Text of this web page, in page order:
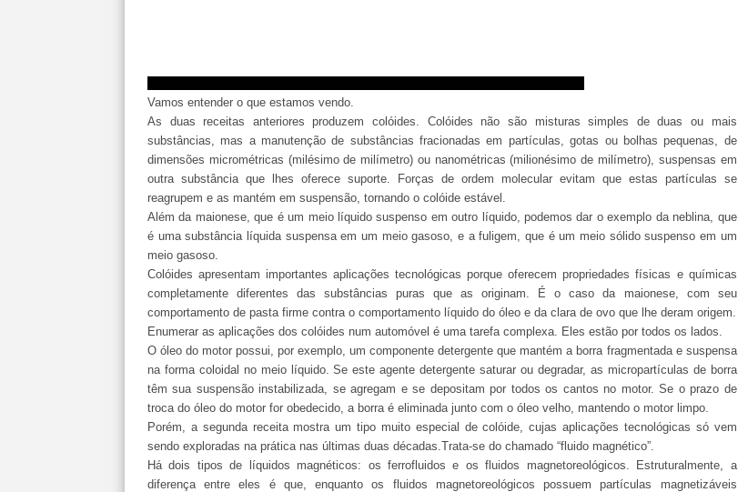
Vamos entender o que estamos vendo.
As duas receitas anteriores produzem colóides. Colóides não são misturas simples de duas ou mais
substâncias, mas a manutenção de substâncias fracionadas em partículas, gotas ou bolhas pequenas, de
dimensões micrométricas (milésimo de milímetro) ou nanométricas (milionésimo de milímetro), suspensas em
outra substância que lhes oferece suporte. Forças de ordem molecular evitam que estas partículas se
reagrupem e as mantém em suspensão, tornando o colóide estável.
Além da maionese, que é um meio líquido suspenso em outro líquido, podemos dar o exemplo da neblina, que
é uma substância líquida suspensa em um meio gasoso, e a fuligem, que é um meio sólido suspenso em um
meio gasoso.
Colóides apresentam importantes aplicações tecnológicas porque oferecem propriedades físicas e químicas
completamente diferentes das substâncias puras que as originam. É o caso da maionese, com seu
comportamento de pasta firme contra o comportamento líquido do óleo e da clara de ovo que lhe deram origem.
Enumerar as aplicações dos colóides num automóvel é uma tarefa complexa. Eles estão por todos os lados.
O óleo do motor possui, por exemplo, um componente detergente que mantém a borra fragmentada e suspensa
na forma coloidal no meio líquido. Se este agente detergente saturar ou degradar, as micropartículas de borra
têm sua suspensão instabilizada, se agregam e se depositam por todos os cantos no motor. Se o prazo de
troca do óleo do motor for obedecido, a borra é eliminada junto com o óleo velho, mantendo o motor limpo.
Porém, a segunda receita mostra um tipo muito especial de colóide, cujas aplicações tecnológicas só vem
sendo exploradas na prática nas últimas duas décadas.Trata-se do chamado “fluido magnético”.
Há dois tipos de líquidos magnéticos: os ferrofluidos e os fluidos magnetoreológicos. Estruturalmente, a
diferença entre eles é que, enquanto os fluidos magnetoreológicos possuem partículas magnetizáveis